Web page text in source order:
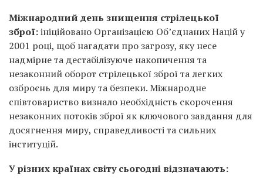
Міжнародний день знищення стрілецької
зброї:ініційовано Організацією Об’єднаних Націй у
2001 році, щоб нагадати про загрозу, яку несе
надмірне та дестабілізуюче накопичення та
незаконний оборот стрілецької зброї та легких
озброєнь для миру та безпеки. Міжнародне
співтовариство визнало необхідність скорочення
незаконних потоків зброї як ключового завдання для
досягнення миру, справедливості та сильних
інституцій.
У різних країнах світу сьогодні відзначають: